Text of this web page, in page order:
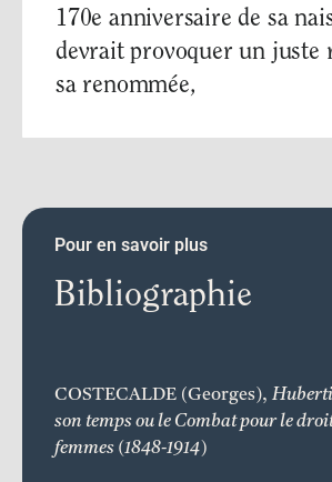
170e anniversaire de sa
devrait provoquer un juste
sa renommée,
Pour en savoir plus
Bibliographie
COSTECALDE (Georges),
son temps ou le Combat pour le
femmes (1848-1914)